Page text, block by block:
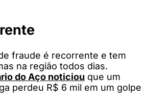
fraude é recorrente e tem
na região todos dias.
do Aço noticiou que um
perdeu R$ 6 mil em um golpe